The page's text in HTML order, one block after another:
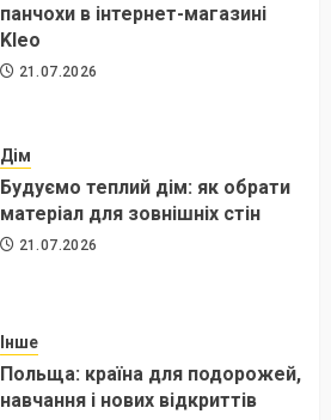
панчохи в інтернет-магазині
Kleo
21.07.2026
Дім
Будуємо теплий дім: як обрати
матеріал для зовнішніх стін
21.07.2026
Інше
Польща: країна для подорожей,
навчання і нових відкриттів